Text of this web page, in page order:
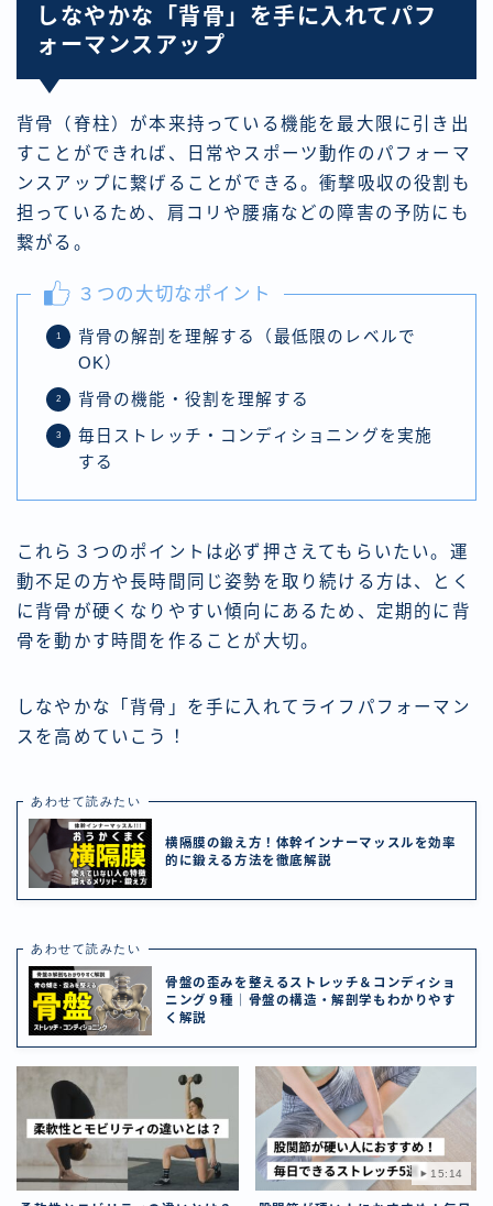
しなやかな「背骨」を手に入れてパフ
ォーマンスアップ
背骨（脊柱）が本来持っている機能を最大限に引き出
すことができれば、日常やスポーツ動作のパフォーマ
ンスアップに繋げることができる。衝撃吸収の役割も
担っているため、肩コリや腰痛などの障害の予防にも
繋がる。
３つの大切なポイント
背骨の解剖を理解する（最低限のレベルで
OK）
背骨の機能・役割を理解する
毎日ストレッチ・コンディショニングを実施
する
これら３つのポイントは必ず押さえてもらいたい。運
動不足の方や長時間同じ姿勢を取り続ける方は、とく
に背骨が硬くなりやすい傾向にあるため、定期的に背
骨を動かす時間を作ることが大切。
しなやかな「背骨」を手に入れてライフパフォーマン
スを高めていこう！
あわせて読みたい
横隔膜の鍛え方！体幹インナーマッスルを効率
的に鍛える方法を徹底解説
あわせて読みたい
骨盤の歪みを整えるストレッチ＆コンディショ
ニング９種｜骨盤の構造・解剖学もわかりやす
く解説
15:14